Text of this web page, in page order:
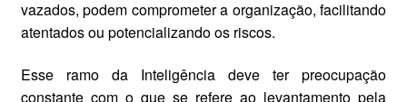
vazados, podem comprometer a organização, facilitando
atentados ou potencializando os riscos.
Esse ramo da Inteligência deve ter preocupação
constante com o que se refere ao levantamento pela